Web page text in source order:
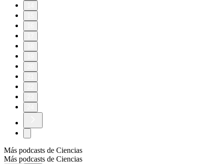
Más podcasts de Ciencias
Más podcasts de Ciencias